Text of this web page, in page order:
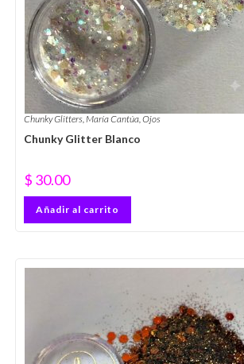
Chunky Glitters,María Cantúa,Ojos
Chunky Glitter Blanco
$ 30.00
Añadir al carrito